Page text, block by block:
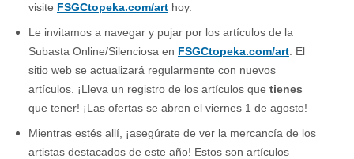
visite FSGCtopeka.com/art hoy.
Le invitamos a navegar y pujar por los artículos de la
Subasta Online/Silenciosa en FSGCtopeka.com/art . El
sitio web se actualizará regularmente con nuevos
artículos. ¡Lleva un registro de los artículos que tienes
que tener! ¡Las ofertas se abren el viernes 1 de agosto!
Mientras estés allí, ¡asegúrate de ver la mercancía de los
artistas destacados de este año! Estos son artículos